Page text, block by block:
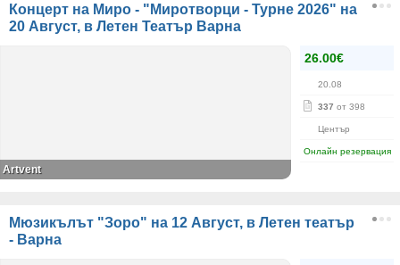
Концерт на Миро - "Миротворци - Турне 2026" на
20 Август, в Летен Театър Варна
26.00€
20.08
337 от 398
Център
Онлайн резервация
Artvent
Мюзикълът "Зоро" на 12 Август, в Летен театър
- Варна